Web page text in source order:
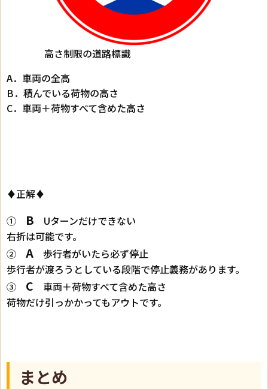
高さ制限の道路標識
A．車両の全高
B．積んでいる荷物の高さ
C．車両＋荷物すべて含めた高さ
♦正解♦
① B Uターンだけできない
右折は可能です。
② A 歩行者がいたら必ず停止
歩行者が渡ろうとしている段階で停止義務があります。
③ C 車両＋荷物すべて含めた高さ
荷物だけ引っかかってもアウトです。
まとめ